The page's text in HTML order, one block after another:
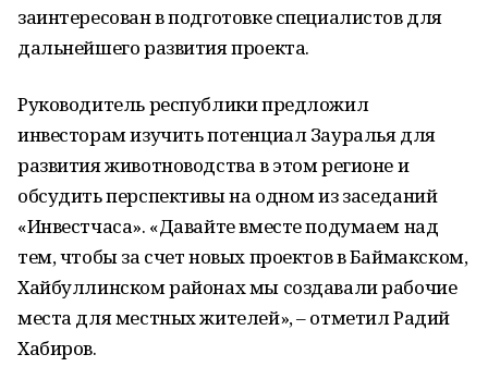
заинтересован в подготовке специалистов для
дальнейшего развития проекта.
Руководитель республики предложил
инвесторам изучить потенциал Зауралья для
развития животноводства в этом регионе и
обсудить перспективы на одном из заседаний
«Инвестчаса». «Давайте вместе подумаем над
тем, чтобы за счет новых проектов в Баймакском,
Хайбуллинском районах мы создавали рабочие
места для местных жителей», – отметил Радий
Хабиров.